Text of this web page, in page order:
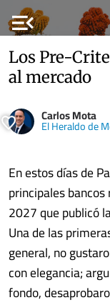
menu_open
Los Pre-
al mercado
Carlos Mota
El Heraldo de
En estos días de
principales
2027 que publicó
Una de las
general, no
con elegancia;
fondo,